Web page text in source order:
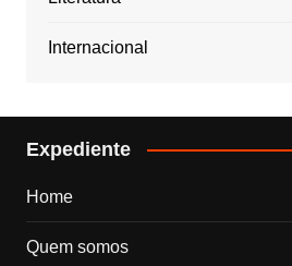
Internacional
Expediente
Home
Quem somos